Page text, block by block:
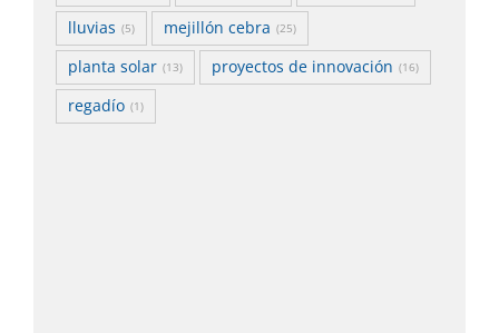
lluvias (5) mejillón cebra (25)
planta solar (13) proyectos de innovación (16)
regadío (1)